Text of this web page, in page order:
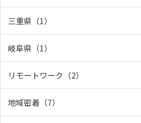
三重県（1）
岐阜県（1）
リモートワーク（2）
地域密着（7）